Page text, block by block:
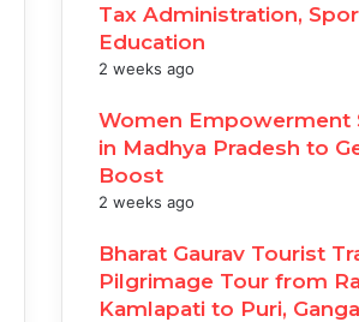
Tax Administration,
Education
2 weeks ago
Women Empowerment
in Madhya Pradesh to
Boost
2 weeks ago
Bharat Gaurav Tourist
Pilgrimage Tour from
Kamlapati to Puri,